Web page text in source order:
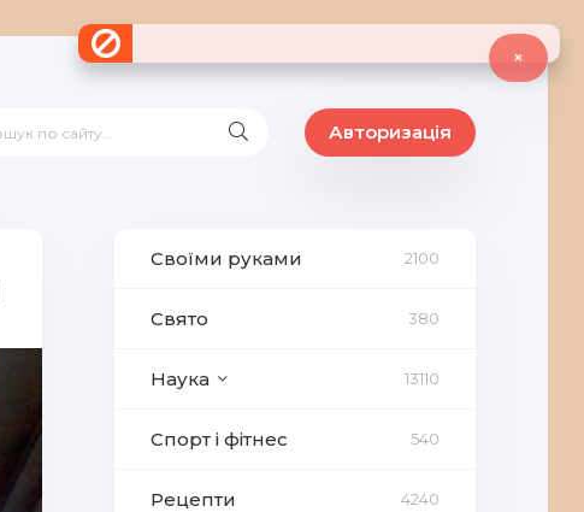
Авторизація
Своїми руками 2100
Свято 380
Наука 13110
Спорт і фітнес 540
Рецепти 4240
×